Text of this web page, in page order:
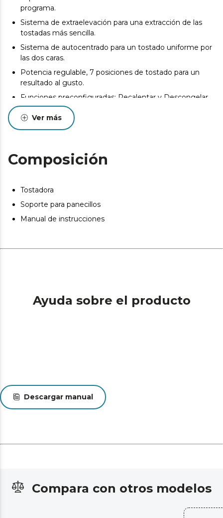
programa.
Sistema de extraelevación para una extracción de las
tostadas más sencilla.
Sistema de autocentrado para un tostado uniforme por
las dos caras.
Potencia regulable, 7 posiciones de tostado para un
resultado al gusto.
Funciones preconfiguradas: Recalentar y Descongelar.
Botón cancelar para interrumpir el proceso de tostado.
Bandeja recogemigas de fácil extracción.
Ver más
Composición
Tostadora
Soporte para panecillos
Manual de instrucciones
Ayuda sobre el producto
Descargar manual
Compara con otros modelos